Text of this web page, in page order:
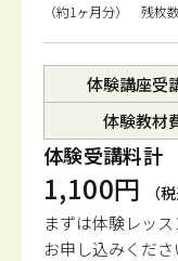
（約1ヶ月分） 残枚
体験講座受
体験教材
体験受講料計
1,100円 （
まずは体験レッス
お申し込みくださ